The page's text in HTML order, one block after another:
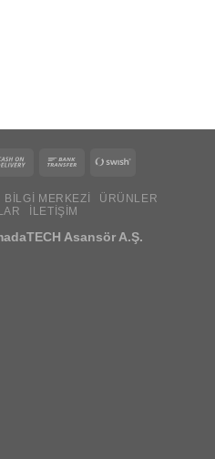
Cash
Delivery
Bank
BILGI MERKEZI
ÜRÜNLER
İLETIŞIM
Asansör A.Ş.